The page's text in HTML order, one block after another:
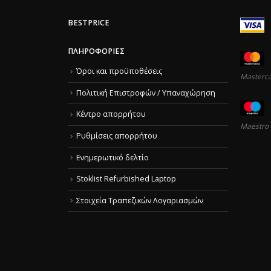
BESTPRICE
ΠΛΗΡΟΦΟΡΊΕΣ
Όροι και προϋποθέσεις
Πολιτική Επιστροφών / Υπαναχώρηση
Κέντρο απορρήτου
Ρυθμίσεις απορρήτου
Ενημερωτικό δελτίο
Stoklist Refurbished Laptop
Στοιχεία Τραπεζικών Λογαριασμών
Maestro